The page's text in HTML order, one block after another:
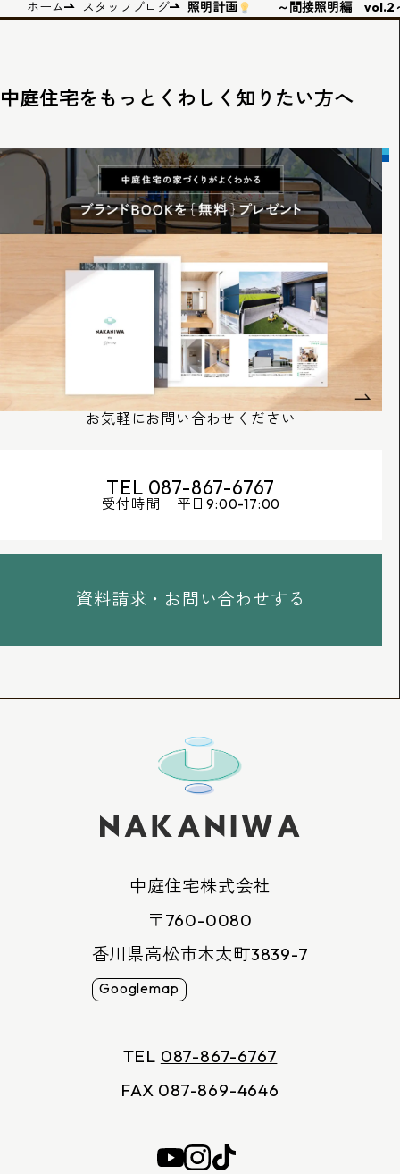
ホーム スタッフブログ 照明計画 ～間接照明編 vol.2
中庭住宅をもっとくわしく知りたい方へ
お気軽にお問い合わせください
TEL 087-867-6767
受付時間 平日9:00-17:00
資料請求・お問い合わせする
中庭住宅株式会社
〒760-0080
香川県高松市木太町3839-7
Googlemap
TEL 087-867-6767
FAX 087-869-4646